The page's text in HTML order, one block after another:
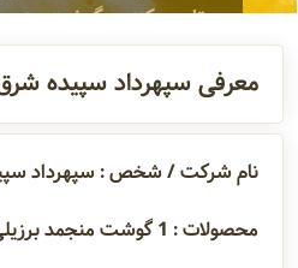
تامین کنندهگوشت
گوساله
لیست
محصولات
آدرس و
اطلاعات
تماس
معرفی سپهرداد سپیده
نام شرکت / شخص : سپهرداد
محصولات : 1گوشت منجمد